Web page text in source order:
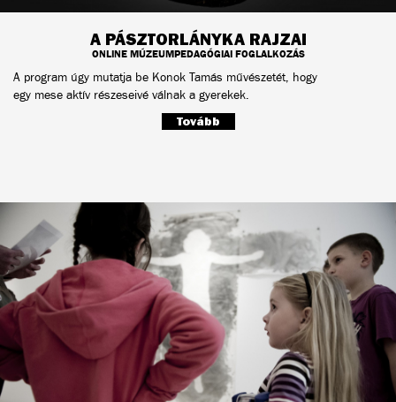
A PÁSZTORLÁNYKA RAJZAI
ONLINE MÚZEUMPEDAGÓGIAI FOGLALKOZÁS
A program úgy mutatja be Konok Tamás művészetét, hogy
egy mese aktív részeseivé válnak a gyerekek.
Tovább